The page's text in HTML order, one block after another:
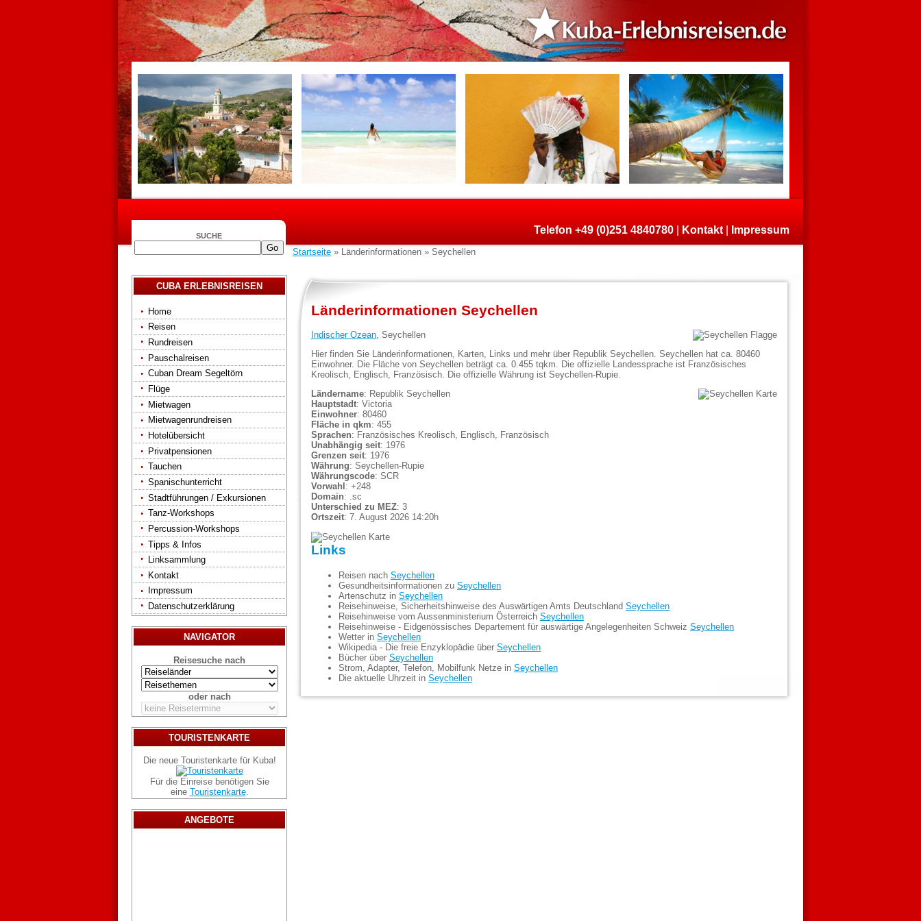
SUCHE Telefon +49 (0)251 4840780 Kontakt Impressum
Startseite » Länderinformationen » Seychellen
CUBA ERLEBNISREISEN
Home
Reisen
Rundreisen
Pauschalreisen
Cuban Dream Segeltörn
Flüge
Mietwagen
Mietwagenrundreisen
Hotelübersicht
Privatpensionen
Tauchen
Spanischunterricht
Stadtführungen / Exkursionen
Tanz-Workshops
Percussion-Workshops
Tipps & Infos
Linksammlung
Kontakt
Impressum
Datenschutzerklärung
NAVIGATOR
Reisesuche nach
oder nach
TOURISTENKARTE
Die neue Touristenkarte für Kuba!
Für die Einreise benötigen Sie
eine Touristenkarte.
ANGEBOTE
Länderinformationen Seychellen
Indischer Ozean , Seychellen
Hier finden Sie Länderinformationen, Karten, Links und mehr über Republik Seychellen. Seychellen hat ca. 80460
Einwohner. Die Fläche von Seychellen beträgt ca. 0.455 tqkm. Die offizielle Landessprache ist Französisches
Kreolisch, Englisch, Französisch. Die offizielle Währung ist Seychellen-Rupie.
Ländername: Republik Seychellen
Hauptstadt: Victoria
Einwohner: 80460
Fläche in qkm: 455
Sprachen: Französisches Kreolisch, Englisch, Französisch
Unabhängig seit: 1976
Grenzen seit: 1976
Währung: Seychellen-Rupie
Währungscode: SCR
Vorwahl : +248
Domain: .sc
Unterschied zu MEZ: 3
Ortszeit: 7. August 2026 14:20h
Links
Reisen nach Seychellen
Gesundheitsinformationen zu Seychellen
Artenschutz in Seychellen
Reisehinweise, Sicherheitshinweise des Auswärtigen Amts Deutschland Seychellen
Reisehinweise vom Aussenministerium Österreich Seychellen
Reisehinweise - Eidgenössisches Departement für auswärtige Angelegenheiten Schweiz Seychellen
Wetter in Seychellen
Wikipedia - Die freie Enzyklopädie über Seychellen
Bücher über Seychellen
Strom, Adapter, Telefon, Mobilfunk Netze in Seychellen
Die aktuelle Uhrzeit in Seychellen